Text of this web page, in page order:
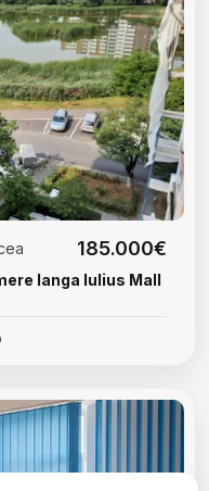
langa Iulius Mall
185.000€